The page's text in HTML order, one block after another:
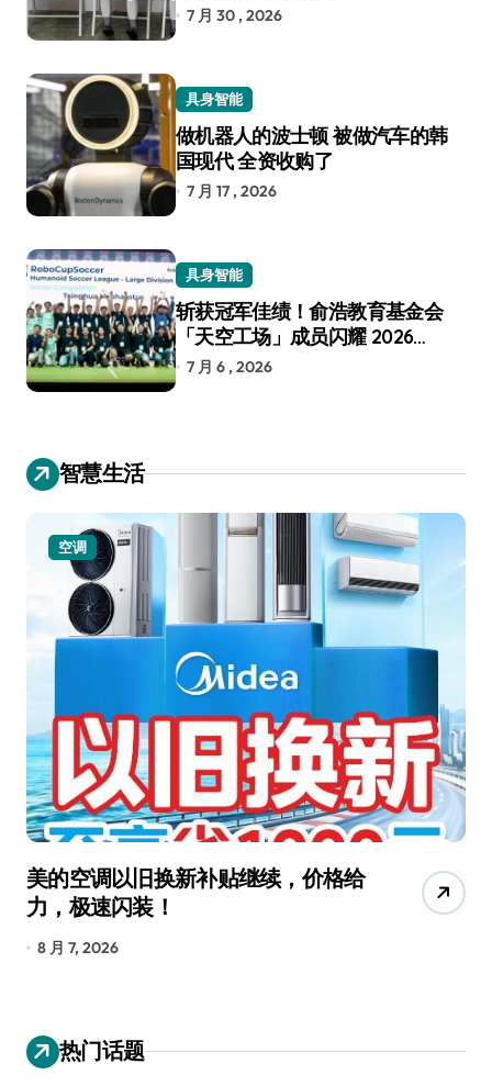
7 月 30 , 2026
具身智能
做机器人的波士顿 被做汽车的韩
国现代 全资收购了
7 月 17 , 2026
具身智能
斩获冠军佳绩！俞浩教育基金会
「天空工场」成员闪耀 2026
RoboCup 机器人世界杯
7 月 6 , 2026
智慧生活
空调
美的空调以旧换新补贴继续，价格给
力，极速闪装！
8 月 7, 2026
热门话题